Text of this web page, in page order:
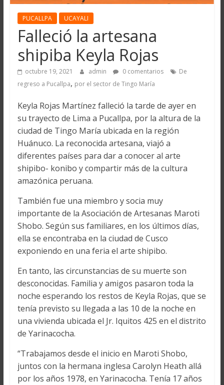
PUCALLPA UCAYALI
Falleció la artesana
shipiba Keyla Rojas
octubre 19, 2021 admin 0 comentarios
De
regreso a Pucallpa, por el sector de Tingo María
Keyla Rojas Martínez falleció la tarde de ayer en
su trayecto de Lima a Pucallpa, por la altura de la
ciudad de Tingo María ubicada en la región
Huánuco. La reconocida artesana, viajó a
diferentes países para dar a conocer al arte
shipibo- konibo y compartir más de la cultura
amazónica peruana.
También fue una miembro y socia muy
importante de la Asociación de Artesanas Maroti
Shobo. Según sus familiares, en los últimos días,
ella se encontraba en la ciudad de Cusco
exponiendo en una feria el arte shipibo.
En tanto, las circunstancias de su muerte son
desconocidas. Familia y amigos pasaron toda la
noche esperando los restos de Keyla Rojas, que se
tenía previsto su llegada a las 10 de la noche en
una vivienda ubicada el Jr. Iquitos 425 en el distrito
de Yarinacocha.
“Trabajamos desde el inicio en Maroti Shobo,
juntos con la hermana inglesa Carolyn Heath allá
por los años 1978, en Yarinacocha. Tenía 17 años